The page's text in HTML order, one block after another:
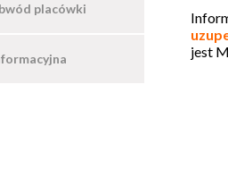
placówki
jest